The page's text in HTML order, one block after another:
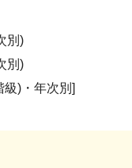
別)
別)
)・年次別]